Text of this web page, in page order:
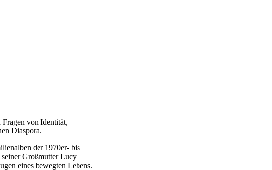
von Identität,
Diaspora.
der 1970er- bis
seiner Großmutter Lucy
eines bewegten Lebens.